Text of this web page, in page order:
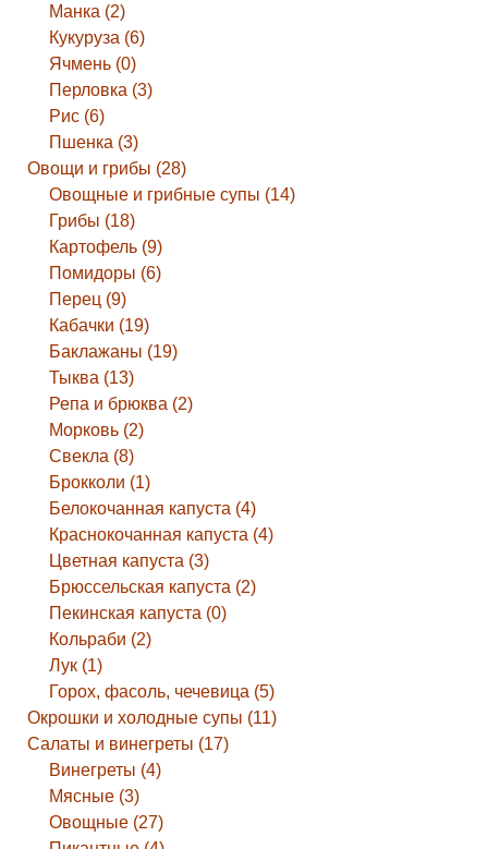
Манка (2)
Кукуруза (6)
Ячмень (0)
Перловка (3)
Рис (6)
Пшенка (3)
Овощи и грибы (28)
Овощные и грибные супы (14)
Грибы (18)
Картофель (9)
Помидоры (6)
Перец (9)
Кабачки (19)
Баклажаны (19)
Тыква (13)
Репа и брюква (2)
Морковь (2)
Свекла (8)
Брокколи (1)
Белокочанная капуста (4)
Краснокочанная капуста (4)
Цветная капуста (3)
Брюссельская капуста (2)
Пекинская капуста (0)
Кольраби (2)
Лук (1)
Горох, фасоль, чечевица (5)
Окрошки и холодные супы (11)
Салаты и винегреты (17)
Винегреты (4)
Мясные (3)
Овощные (27)